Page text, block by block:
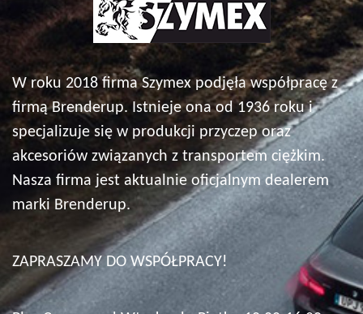
W roku 2018 firma Szymex podjęła współpracę z
firmą Brenderup. Istnieje ona od 1936 roku i
specjalizuje się w produkcji przyczep oraz
akcesoriów związanych z transportem ciężkim.
Nasza firma jest aktualnie oficjalnym dealerem
marki Brenderup.
ZAPRASZAMY DO WSPÓŁPRACY!